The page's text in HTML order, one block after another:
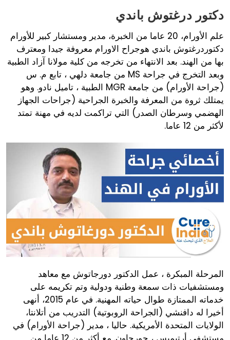
دكتور درغتوش باندي
علم الأورام، 20 عاما من الخبرة، مدير ومستشار كبير للأورام
دكتوردرغتوش باندي هوجراح الاورام معروفة جيدا ومعترف
بها من الهند. بعد الانتهاء من تخرجه من كلية مولانا آزاد الطبية
وبعد التخرج في جراحة MS من جامعة دلهي ، تابع م. س
(جراحة الأورام) من جامعة MGR الطبية ، تاميل نادو. وهو
يمتلك ثروة من المعرفة والخبرة الجراحية (جراحات الجهاز
الهضمي وسرطان الصدر) التي تراكمت لديه في مهنة تمتد
لأكثر من 12 عاما.
المرحلة المبكرة ، عمل الدكتور دورجاتوش مع معاهد
ومستشفيات ذات سمعة وطنية ودولية وتم تكريمه على
خدماته الممتازة طوال حياته المهنية. في عام 2015، أنهى
أخيرا له دافنشي (الجراحة الروبوتية) التدريب من أتلانتا،
الولايات المتحدة الأمريكية. حاليا ، مدير (جراحة الأورام) في